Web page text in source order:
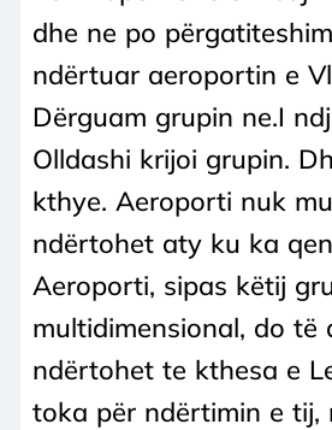
dhe ne po
ndërtuar aeroportin e
Dërguam grupin ne.I
Olldashi krijoi grupin.
kthye. Aeroporti nuk
ndërtohet aty ku ka
Aeroporti, sipas këtij
multidimensional, do të
ndërtohet te kthesa e
toka për ndërtimin e tij,